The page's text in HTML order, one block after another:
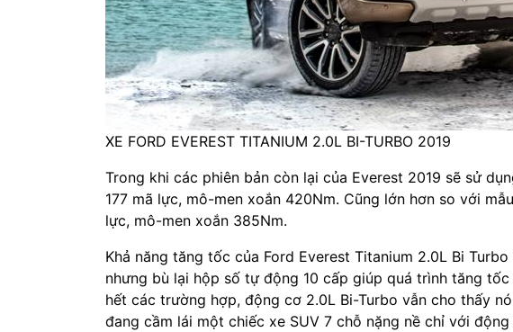
XE FORD EVEREST TITANIUM 2.0L BI-TURBO 2019
Trong khi các phiên bản còn lại của Everest 2019 sẽ sử
177 mã lực, mô-men xoắn 420Nm. Cũng lớn hơn so với
lực, mô-men xoắn 385Nm.
Khả năng tăng tốc của Ford Everest Titanium 2.0L Bi
nhưng bù lại hộp số tự động 10 cấp giúp quá trình tăng
hết các trường hợp, động cơ 2.0L Bi-Turbo vẫn cho thấy
đang cầm lái một chiếc xe SUV 7 chỗ nặng nề chỉ với